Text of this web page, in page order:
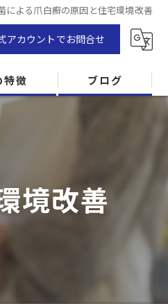
による爪白癬の原因と住宅環境改善
アカウントでお問合せ
特徴 ブログ
境改善